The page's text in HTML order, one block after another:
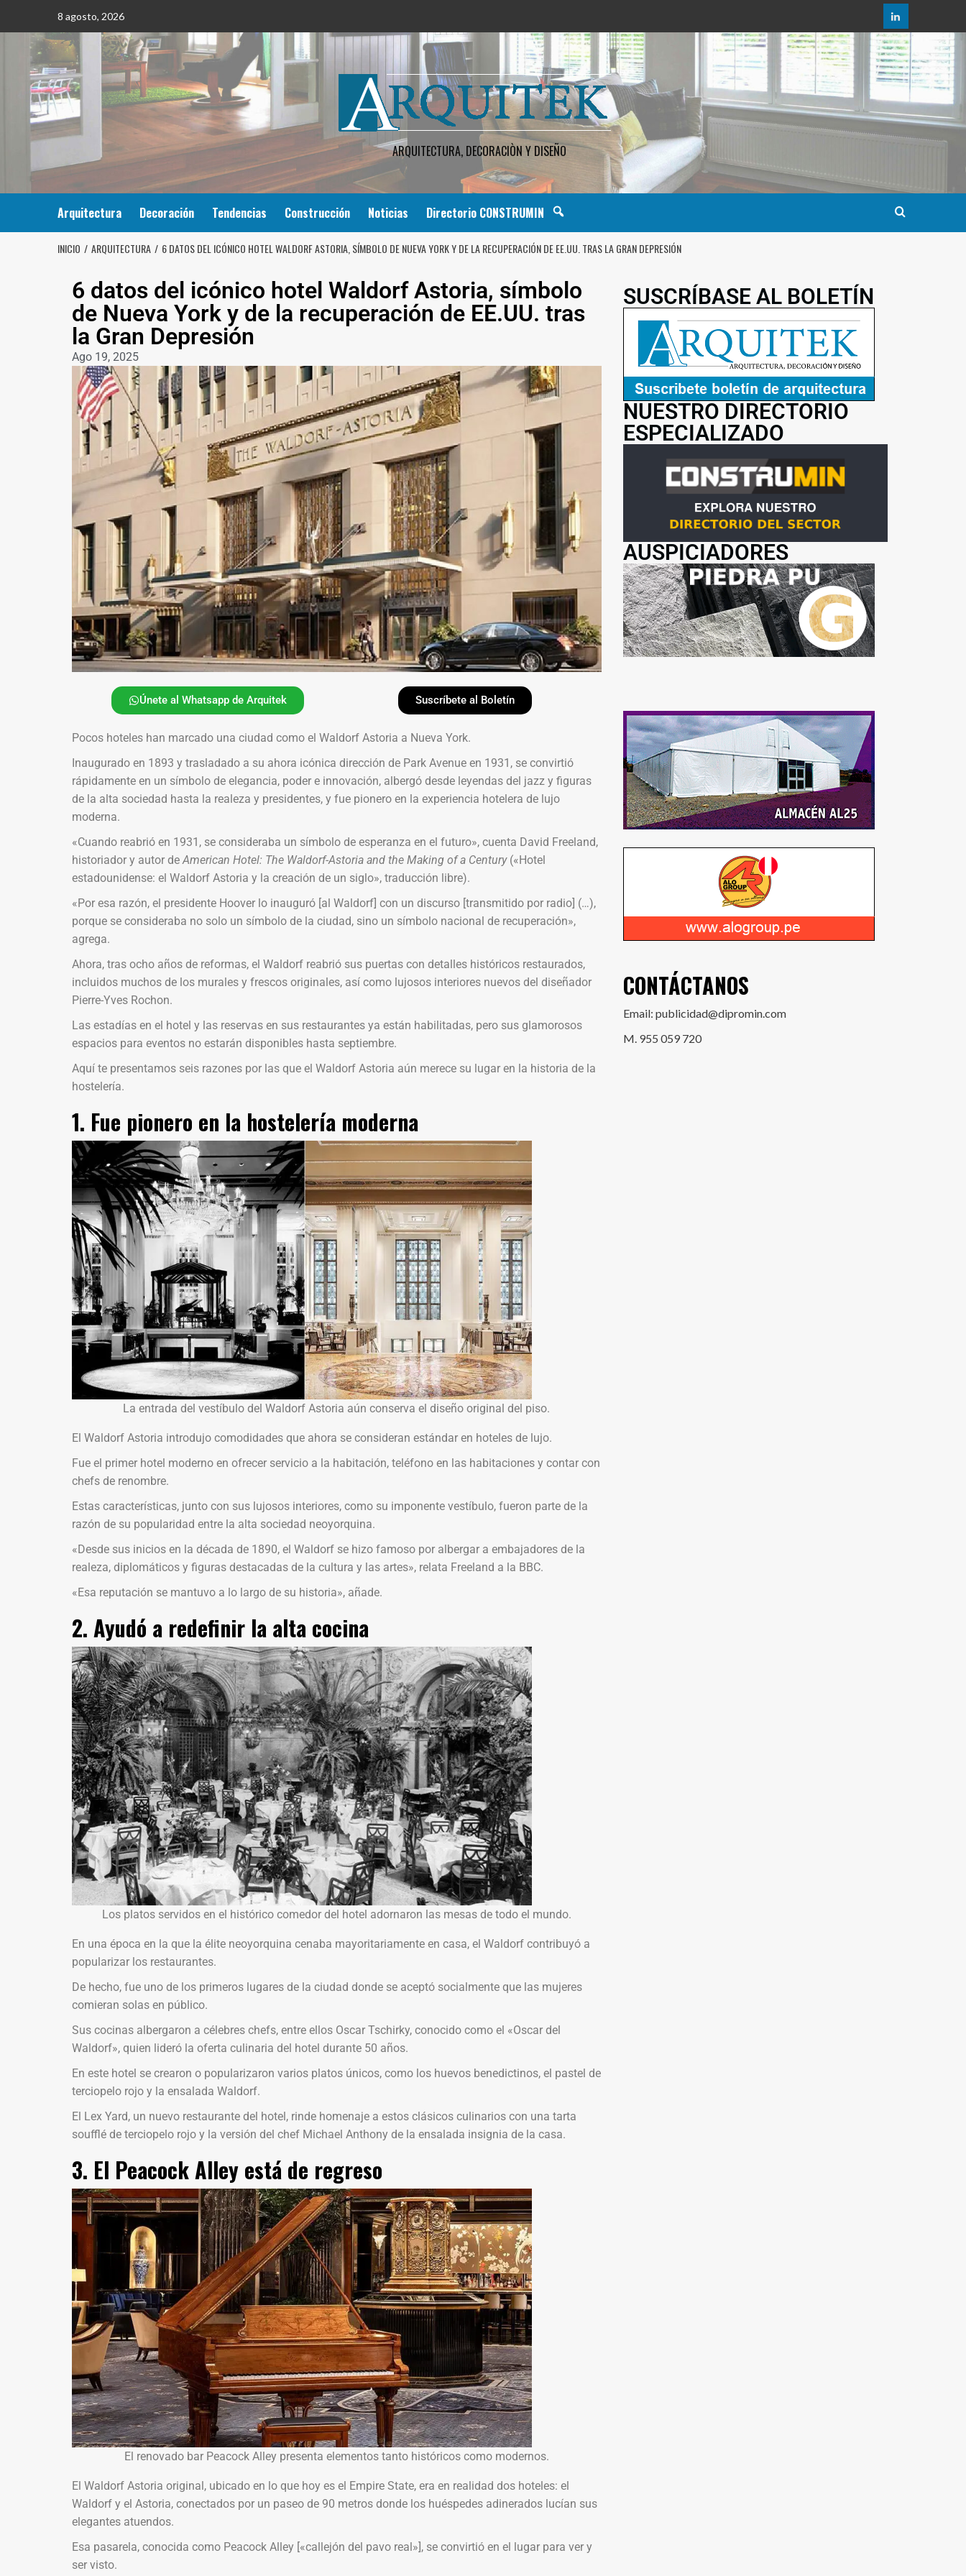
8 agosto, 2026
ARQUITECTURA, DECORACIÒN Y DISEÑO
Arquitectura Decoración Tendencias Construcción Noticias Directorio CONSTRUMIN
INICIO ARQUITECTURA 6 DATOS DEL ICÓNICO HOTEL WALDORF ASTORIA, SÍMBOLO DE NUEVA YORK Y DE LA RECUPERACIÓN DE EE.UU. TRAS LA GRAN DEPRESIÓN
6 datos del icónico hotel Waldorf Astoria, símbolo
de Nueva York y de la recuperación de EE.UU. tras
la Gran Depresión
Ago 19, 2025
Únete al Whatsapp de Arquitek Suscríbete al Boletín
Pocos hoteles han marcado una ciudad como el Waldorf Astoria a Nueva York.
Inaugurado en 1893 y trasladado a su ahora icónica dirección de Park Avenue en 1931, se convirtió
rápidamente en un símbolo de elegancia, poder e innovación, albergó desde leyendas del jazz y figuras
de la alta sociedad hasta la realeza y presidentes, y fue pionero en la experiencia hotelera de lujo
moderna.
«Cuando reabrió en 1931, se consideraba un símbolo de esperanza en el futuro», cuenta David Freeland,
historiador y autor deAmerican Hotel: The Waldorf-Astoria and the Making of a Century («Hotel
estadounidense: el Waldorf Astoria y la creación de un siglo», traducción libre).
«Por esa razón, el presidente Hoover lo inauguró [al Waldorf] con un discurso [transmitido por radio] (…),
porque se consideraba no solo un símbolo de la ciudad, sino un símbolo nacional de recuperación»,
agrega.
Ahora, tras ocho años de reformas, el Waldorf reabrió sus puertas con detalles históricos restaurados,
incluidos muchos de los murales y frescos originales, así como lujosos interiores nuevos del diseñador
Pierre-Yves Rochon.
Las estadías en el hotel y las reservas en sus restaurantes ya están habilitadas, pero sus glamorosos
espacios para eventos no estarán disponibles hasta septiembre.
Aquí te presentamos seis razones por las que el Waldorf Astoria aún merece su lugar en la historia de la
hostelería.
1. Fue pionero en la hostelería moderna
La entrada del vestíbulo del Waldorf Astoria aún conserva el diseño original del piso.
El Waldorf Astoria introdujo comodidades que ahora se consideran estándar en hoteles de lujo.
Fue el primer hotel moderno en ofrecer servicio a la habitación, teléfono en las habitaciones y contar con
chefs de renombre.
Estas características, junto con sus lujosos interiores, como su imponente vestíbulo, fueron parte de la
razón de su popularidad entre la alta sociedad neoyorquina.
«Desde sus inicios en la década de 1890, el Waldorf se hizo famoso por albergar a embajadores de la
realeza, diplomáticos y figuras destacadas de la cultura y las artes», relata Freeland a la BBC.
«Esa reputación se mantuvo a lo largo de su historia», añade.
2. Ayudó a redefinir la alta cocina
Los platos servidos en el histórico comedor del hotel adornaron las mesas de todo el mundo.
En una época en la que la élite neoyorquina cenaba mayoritariamente en casa, el Waldorf contribuyó a
popularizar los restaurantes.
De hecho, fue uno de los primeros lugares de la ciudad donde se aceptó socialmente que las mujeres
comieran solas en público.
Sus cocinas albergaron a célebres chefs, entre ellos Oscar Tschirky, conocido como el «Oscar del
Waldorf», quien lideró la oferta culinaria del hotel durante 50 años.
En este hotel se crearon o popularizaron varios platos únicos, como los huevos benedictinos, el pastel de
terciopelo rojo y la ensalada Waldorf.
El Lex Yard, un nuevo restaurante del hotel, rinde homenaje a estos clásicos culinarios con una tarta
soufflé de terciopelo rojo y la versión del chef Michael Anthony de la ensalada insignia de la casa.
3. El Peacock Alley está de regreso
El renovado bar Peacock Alley presenta elementos tanto históricos como modernos.
El Waldorf Astoria original, ubicado en lo que hoy es el Empire State, era en realidad dos hoteles: el
Waldorf y el Astoria, conectados por un paseo de 90 metros donde los huéspedes adinerados lucían sus
elegantes atuendos.
Esa pasarela, conocida como Peacock Alley [«callejón del pavo real»], se convirtió en el lugar para ver y
ser visto.
SUSCRÍBASE AL BOLETÍN
NUESTRO DIRECTORIO
ESPECIALIZADO
AUSPICIADORES
CONTÁCTANOS
Email: publicidad@dipromin.com
M. 955 059 720